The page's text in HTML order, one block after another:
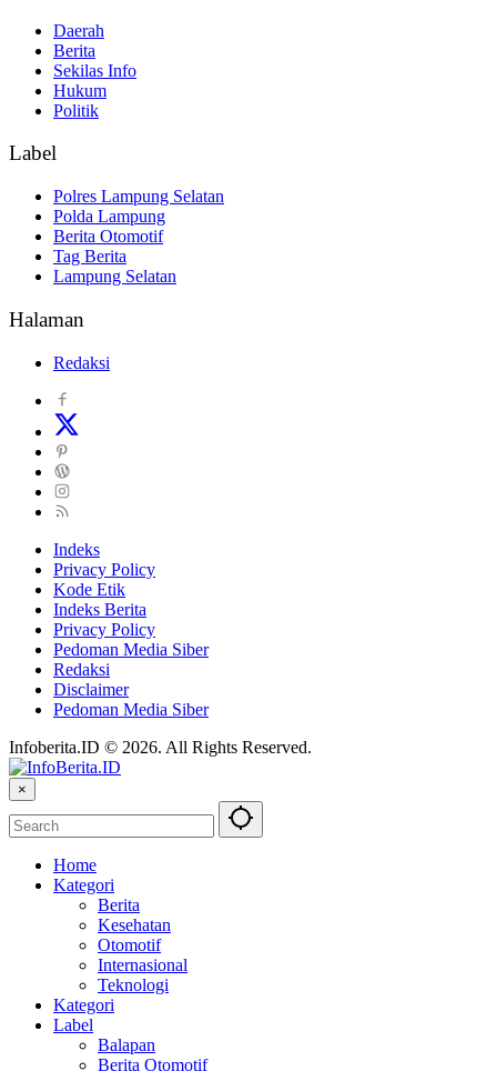
Daerah
Berita
Sekilas Info
Hukum
Politik
Label
Polres Lampung Selatan
Polda Lampung
Berita Otomotif
Tag Berita
Lampung Selatan
Halaman
Redaksi
Indeks
Privacy Policy
Kode Etik
Indeks Berita
Privacy Policy
Pedoman Media Siber
Redaksi
Disclaimer
Pedoman Media Siber
Infoberita.ID © 2026. All Rights Reserved.
×
Home
Kategori
Berita
Kesehatan
Otomotif
Internasional
Teknologi
Kategori
Label
Balapan
Berita Otomotif